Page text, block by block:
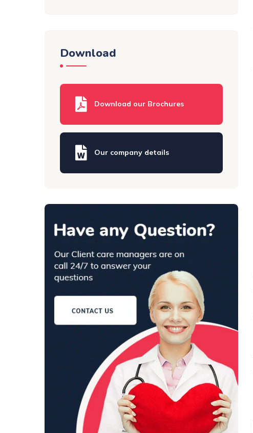
Download
Download our Brochures
Our company details